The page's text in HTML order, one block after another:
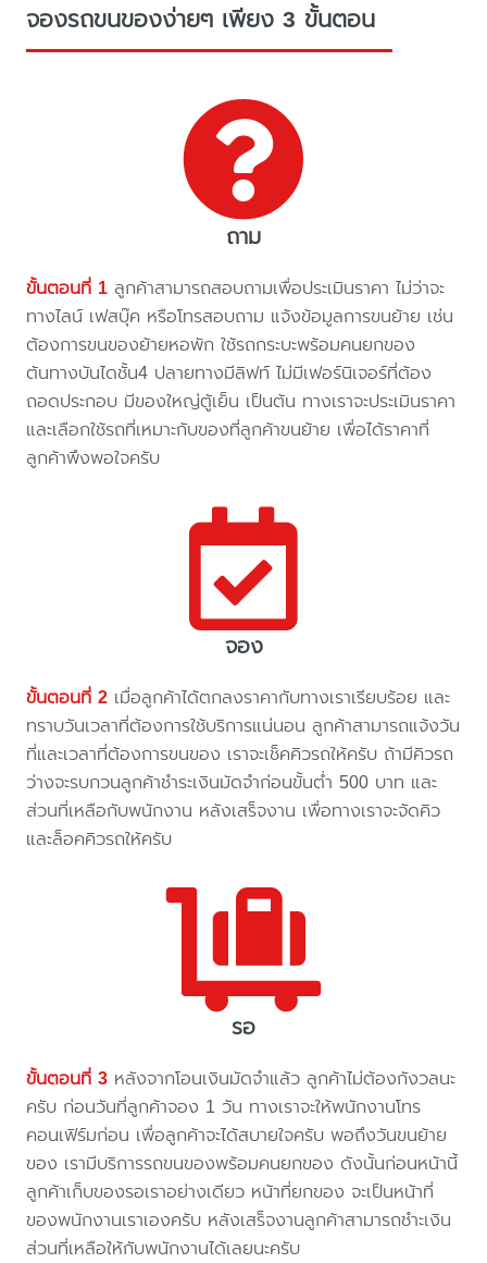
จองรถขนของง่ายๆ เพียง 3 ขั้นตอน
ถาม
ขั้นตอนที่ 1 ลูกค้าสามารถสอบถามเพื่อประเมินราคา ไม่ว่าจะ
ทางไลน์ เฟสบุ๊ค หรือโทรสอบถาม แจ้งข้อมูลการขนย้าย เช่น
ต้องการขนของย้ายหอพัก ใช้รถกระบะพร้อมคนยกของ
ต้นทางบันไดชั้น4 ปลายทางมีลิฟท์ ไม่มีเฟอร์นิเจอร์ที่ต้อง
ถอดประกอบ มีของใหญ่ตู้เย็น เป็นต้น ทางเราจะประเมินราคา
และเลือกใช้รถที่เหมาะกับของที่ลูกค้าขนย้าย เพื่อได้ราคาที่
ลูกค้าพึงพอใจครับ
จอง
ขั้นตอนที่ 2 เมื่อลูกค้าได้ตกลงราคากับทางเราเรียบร้อย และ
ทราบวันเวลาที่ต้องการใช้บริการแน่นอน ลูกค้าสามารถแจ้งวัน
ที่และเวลาที่ต้องการขนของ เราจะเช็คคิวรถให้ครับ ถ้ามีคิวรถ
ว่างจะรบกวนลูกค้าชำระเงินมัดจำก่อนขั้นต่ำ 500 บาท และ
ส่วนที่เหลือกับพนักงาน หลังเสร็จงาน เพื่อทางเราจะจัดคิว
และล็อคคิวรถให้ครับ
รอ
ขั้นตอนที่ 3 หลังจากโอนเงินมัดจำแล้ว ลูกค้าไม่ต้องกังวลนะ
ครับ ก่อนวันที่ลูกค้าจอง 1 วัน ทางเราจะให้พนักงานโทร
คอนเฟิร์มก่อน เพื่อลูกค้าจะได้สบายใจครับ พอถึงวันขนย้าย
ของ เรามีบริการรถขนของพร้อมคนยกของ ดังนั้นก่อนหน้านี้
ลูกค้าเก็บของรอเราอย่างเดียว หน้าที่ยกของ จะเป็นหน้าที่
ของพนักงานเราเองครับ หลังเสร็จงานลูกค้าสามารถชำะเงิน
ส่วนที่เหลือให้กับพนักงานได้เลยนะครับ